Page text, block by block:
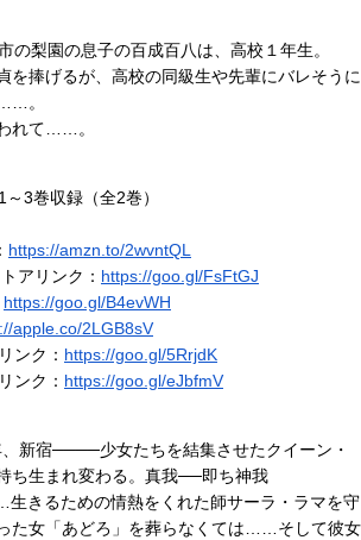
の梨園の息子の百成百八は、高校１年生。
を捧げるが、高校の同級生や先輩にバレそうに
。
れて……。
3巻収録（全2巻）
https://amzn.to/2wvntQL
アリンク： https://goo.gl/FsFtGJ
https://goo.gl/B4evWH
apple.co/2LGB8sV
ンク： https://goo.gl/5RrjdK
ンク： https://goo.gl/eJbfmV
、新宿────少女たちを結集させたクイーン・
ち生まれ変わる。真我──即ち神我
きるための情熱をくれた師サーラ・ラマを守
た女「あどろ」を葬らなくては……そして彼女